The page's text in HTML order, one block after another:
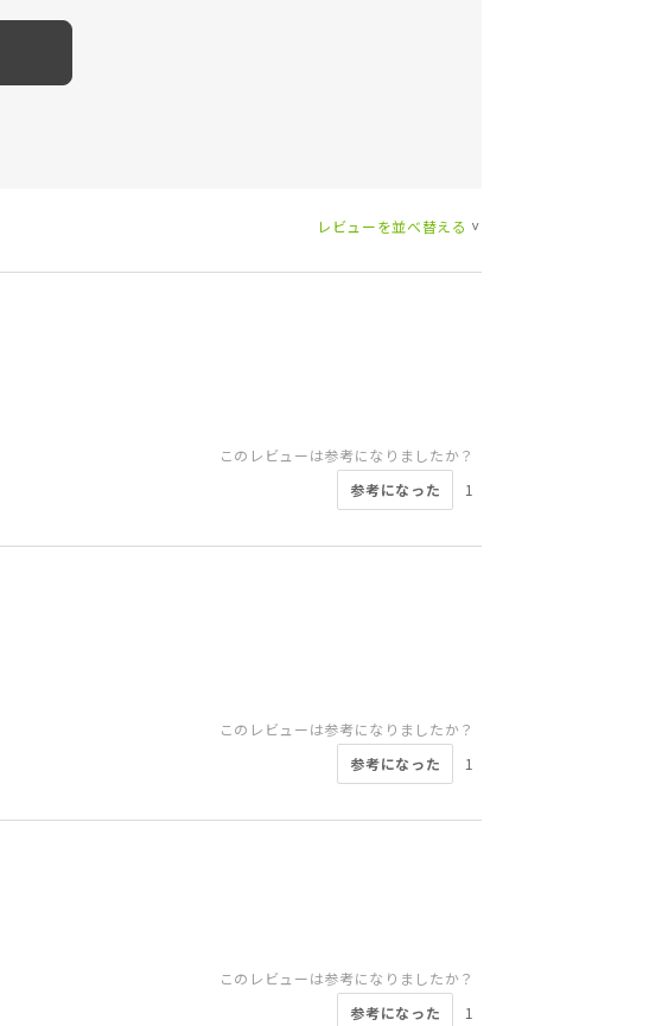
レビューを並べ替える >
このレビューは参考になりましたか？
参考になった
1
このレビューは参考になりましたか？
参考になった
1
このレビューは参考になりましたか？
参考になった
1